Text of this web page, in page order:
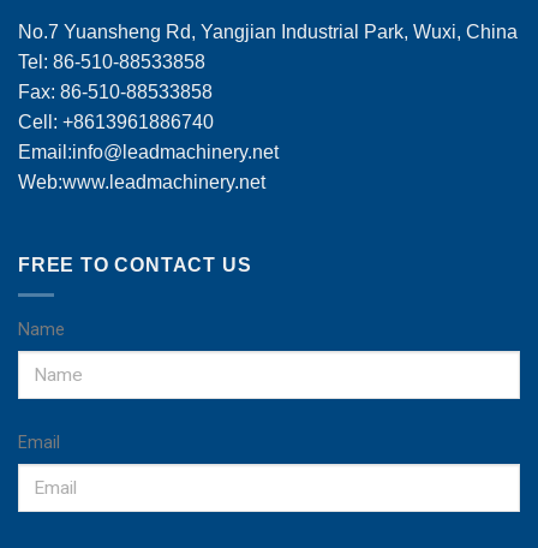
No.7 Yuansheng Rd, Yangjian Industrial Park, Wuxi, China
Tel: 86-510-88533858
Fax: 86-510-88533858
Cell: +8613961886740
Email:info@leadmachinery.net
Web:www.leadmachinery.net
FREE TO CONTACT US
Name
Email